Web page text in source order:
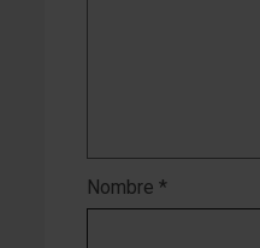
Nombre *